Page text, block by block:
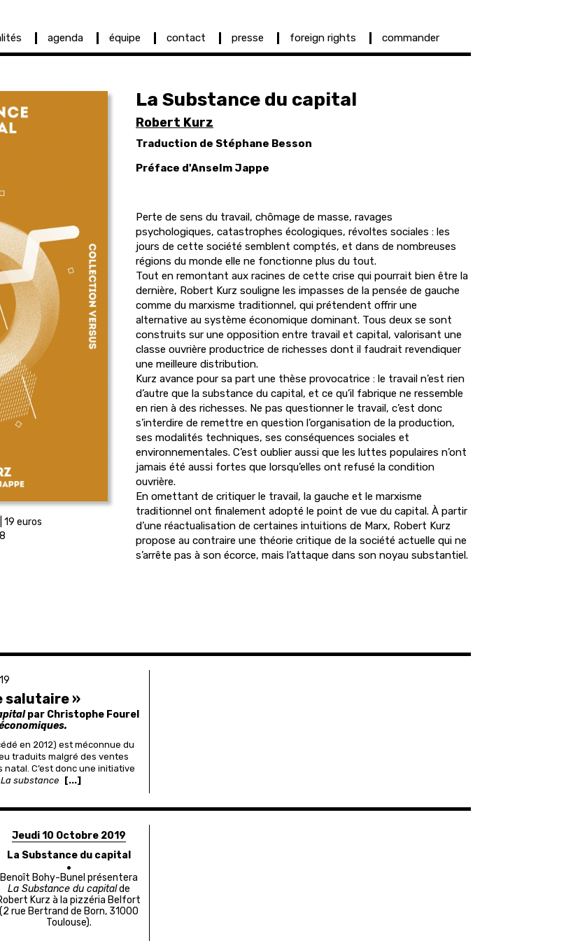
agenda équipe contact presse foreign rights commander
19 euros
La Substance du capital
Robert Kurz
Traduction de Stéphane Besson
Préface d'Anselm Jappe
Perte de sens du travail, chômage de masse, ravages
psychologiques, catastrophes écologiques, révoltes sociales : les
jours de cette société semblent comptés, et dans de nombreuses
régions du monde elle ne fonctionne plus du tout.
Tout en remontant aux racines de cette crise qui pourrait bien être la
dernière, Robert Kurz souligne les impasses de la pensée de gauche
comme du marxisme traditionnel, qui prétendent offrir une
alternative au système économique dominant. Tous deux se sont
construits sur une opposition entre travail et capital, valorisant une
classe ouvrière productrice de richesses dont il faudrait revendiquer
une meilleure distribution.
Kurz avance pour sa part une thèse provocatrice : le travail n’est rien
d’autre que la substance du capital, et ce qu’il fabrique ne ressemble
en rien à des richesses. Ne pas questionner le travail, c’est donc
s’interdire de remettre en question l’organisation de la production,
ses modalités techniques, ses conséquences sociales et
environnementales. C’est oublier aussi que les luttes populaires n’ont
jamais été aussi fortes que lorsqu’elles ont refusé la condition
ouvrière.
En omettant de critiquer le travail, la gauche et le marxisme
traditionnel ont finalement adopté le point de vue du capital. À partir
d’une réactualisation de certaines intuitions de Marx, Robert Kurz
propose au contraire une théorie critique de la société actuelle qui ne
s’arrête pas à son écorce, mais l’attaque dans son noyau substantiel.
salutaire »
par Christophe Fourel
en 2012) est méconnue du
traduits malgré des ventes
C’est donc une initiative
La substance [...]
Jeudi 10 Octobre 2019
La Substance du capital
Benoît Bohy-Bunel présentera
La Substance du capitalde
Kurz à la pizzéria Belfort
(2 rue Bertrand de Born, 31000
Toulouse).